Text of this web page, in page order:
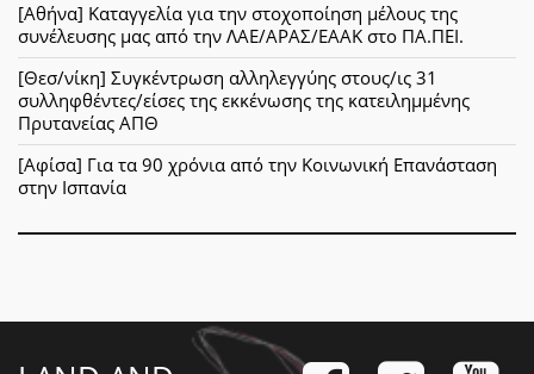
[Αθήνα] Καταγγελία για την στοχοποίηση μέλους της
συνέλευσης μας από την ΛΑΕ/ΑΡΑΣ/ΕΑΑΚ στο ΠΑ.ΠΕΙ.
[Θεσ/νίκη] Συγκέντρωση αλληλεγγύης στους/ις 31
συλληφθέντες/είσες της εκκένωσης της κατειλημμένης
Πρυτανείας ΑΠΘ
[Αφίσα] Για τα 90 χρόνια από την Κοινωνική Επανάσταση
στην Ισπανία